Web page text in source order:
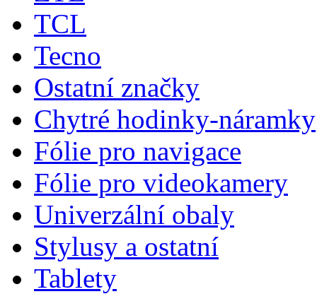
TCL
Tecno
Ostatní značky
Chytré hodinky-náramky
Fólie pro navigace
Fólie pro videokamery
Univerzální obaly
Stylusy a ostatní
Tablety